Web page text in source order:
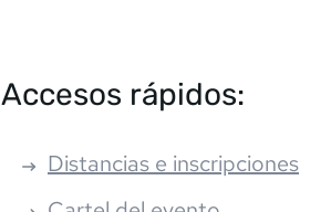
Accesos rápidos:
Distancias e inscripciones